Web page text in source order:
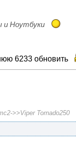
и Ноутбуки
6233 обновить
>>Viper Tornado250